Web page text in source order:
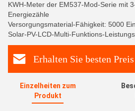
KWH-Meter der EM537-Mod-Serie mit
Energiezähle
Versorgungsmaterial-Fähigkeit: 5000
Solar-PV-LCD-Multi-Funktions-
Erhalten Sie besten Preis
Einzelheiten zum
Produkt